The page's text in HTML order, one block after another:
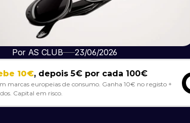
Por AS CLUB 23/06/2026
10€, depois 5€ por cada 100€
marcas europeias de consumo. Ganha 10€ no registo +
Capital em risco.